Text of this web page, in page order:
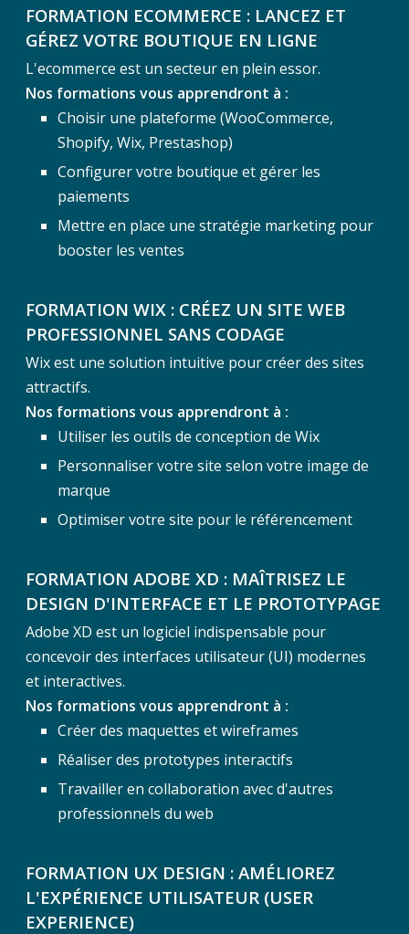
FORMATION ECOMMERCE : LANCEZ ET
GÉREZ VOTRE BOUTIQUE EN LIGNE
L'ecommerce est un secteur en plein essor.
Nos formations vous apprendront à :
Choisir une plateforme (WooCommerce,
Shopify, Wix, Prestashop)
Configurer votre boutique et gérer les
paiements
Mettre en place une stratégie marketing pour
booster les ventes
FORMATION WIX : CRÉEZ UN SITE WEB
PROFESSIONNEL SANS CODAGE
Wix est une solution intuitive pour créer des sites
attractifs.
Nos formations vous apprendront à :
Utiliser les outils de conception de Wix
Personnaliser votre site selon votre image de
marque
Optimiser votre site pour le référencement
FORMATION ADOBE XD : MAÎTRISEZ LE
DESIGN D'INTERFACE ET LE PROTOTYPAGE
Adobe XD est un logiciel indispensable pour
concevoir des interfaces utilisateur (UI) modernes
et interactives.
Nos formations vous apprendront à :
Créer des maquettes et wireframes
Réaliser des prototypes interactifs
Travailler en collaboration avec d'autres
professionnels du web
FORMATION UX DESIGN : AMÉLIOREZ
L'EXPÉRIENCE UTILISATEUR (USER
EXPERIENCE)